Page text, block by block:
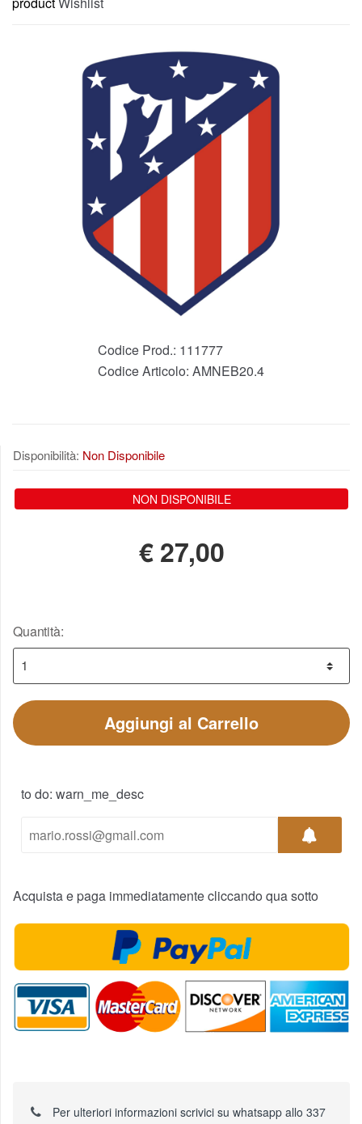
Codice Prod.: 111777
Codice Articolo: AMNEB20.4
Disponibilità: Non Disponibile
NON DISPONIBILE
€27,00
Quantità:
Aggiungi al Carrello
to do: warn_me_desc
Acquista e paga immediatamente cliccando qua sotto
Per ulteriori informazioni scrivici su whatsapp allo 337